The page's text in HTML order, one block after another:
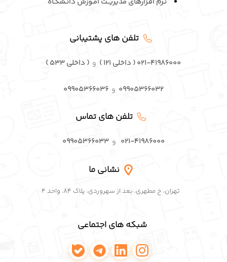
تلفن های پشتیبانی
۰۲۱-۴۱۹۸۶۰۰۰ ( داخلی ۱۲۱ ) و ( داخلی ۵۳۳ )
۰۹۹۰۵۳۶۶۰۳۲ و۰۹۹۰۵۳۶۶۰۳۶
تلفن های تماس
۰۲۱-۴۱۹۸۶۰۰۰ و۰۹۹۰۵۳۶۶۰۳۳
نشانی ما
تهران، خ مطهری، بعد از سهروردی، پلاک ۸۴، واحد ۴
شبکه های اجتماعی
اینستاگرام پافکو
لینکدین پافکو
تلگرام پافکوواتساپ پافکو